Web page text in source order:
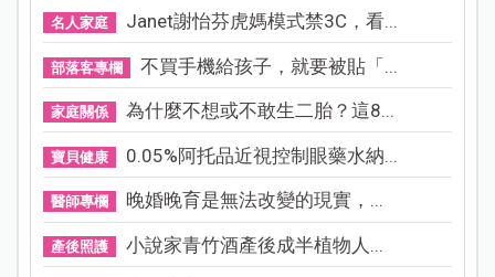
名人家庭 Janet謝怡芬虎媽模式禁3C，看...
部落客專欄 不買手機給孩子，就要被貼「...
家庭關係 為什麼不想或不敢生二胎？這8...
寶貝健康 0.05%阿托品近視控制眼藥水納...
醫師專欄 晚婚晚育是無法改變的現實，...
產後照護 小說家青竹酒產後成半植物人...